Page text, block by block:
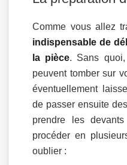
Comme vous allez
indispensable de
la pièce. Sans quoi,
peuvent tomber sur
éventuellement
de passer ensuite
prendre les
procéder en
oublier :